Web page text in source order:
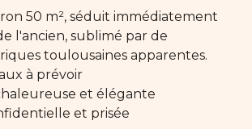
50 m², séduit immédiatement
l'ancien, sublimé par de
toulousaines apparentes.
à prévoir
et élégante
et prisée